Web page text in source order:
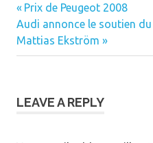
Post
navigation
Previous
Post:
Prix ​​de Peugeot 2008
Next
Post:
Audi annonce le soutien
Mattias Ekström
LEAVE A REPLY